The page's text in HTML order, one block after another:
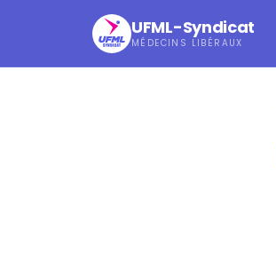
UFML-Syndicat
MÉDECINS LIBÉRAUX